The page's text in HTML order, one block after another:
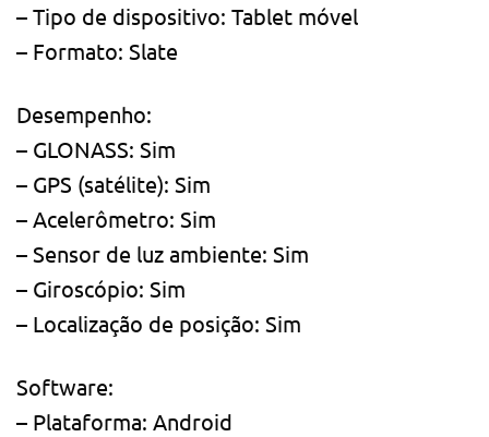
– Tipo de dispositivo: Tablet móvel
– Formato: Slate
Desempenho:
– GLONASS: Sim
– GPS (satélite): Sim
– Acelerômetro: Sim
– Sensor de luz ambiente: Sim
– Giroscópio: Sim
– Localização de posição: Sim
Software:
– Plataforma: Android